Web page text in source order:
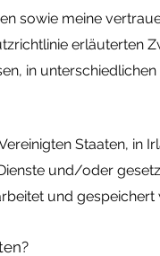
sowie meine
erläuterten
in
Staaten, in
und/oder
und gespeichert